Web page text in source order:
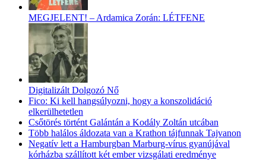
MEGJELENT! – Ardamica Zorán: LÉTFENE
Digitalizált Dolgozó Nő
Fico: Ki kell hangsúlyozni, hogy a konszolidáció
elkerülhetetlen
Csőtörés történt Galántán a Kodály Zoltán utcában
Több halálos áldozata van a Krathon tájfunnak Tajvanon
Negatív lett a Hamburgban Marburg-vírus gyanújával
kórházba szállított két ember vizsgálati eredménye